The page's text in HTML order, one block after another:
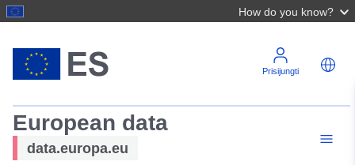
How do you know?
Prisijungti
European data
data.europa.eu